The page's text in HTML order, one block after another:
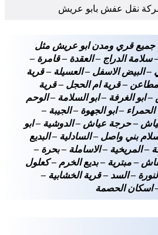
نقل عفش بابو عريش
جميع قري ومدن ابو عريش مثل
الدراج – العقدة – قامرة –
– البيض الاسفل – العسيلة – قرية
مطاعن – قرية ام الحجل – قرية
ابو الغرفة – ابو السلامة – الوحم
– ابو الجهوة – الجيبة –
– حرجة عياش – الدوشية – ابو
بني واصل – السادلية – البديع
– المريخية – الاساملة – بحرة –
– مبترية – بديع الخرم – كعلول
– السد – قرية الخشابية –
اسكان الحصمة